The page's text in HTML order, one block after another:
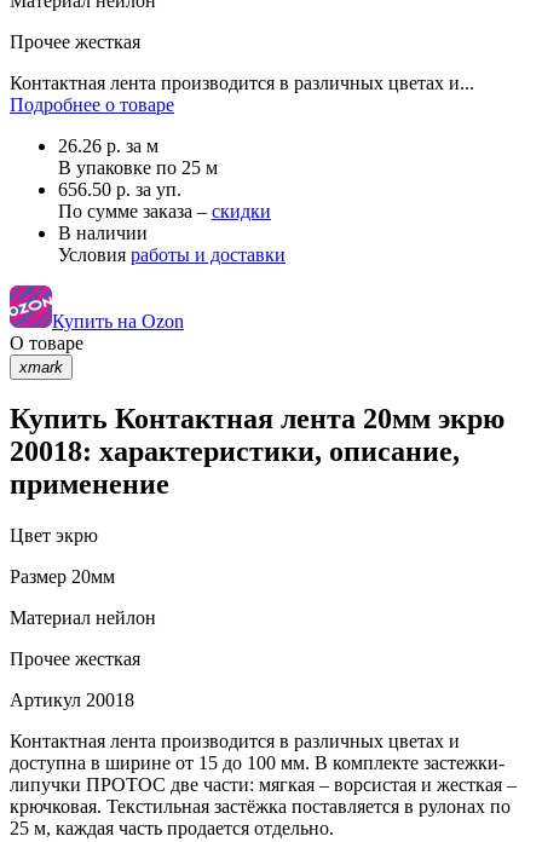
Прочее жесткая
Контактная лента производится в различных цветах и...
Подробнее о товаре
26.26 р. за м
В упаковке по 25 м
656.50 р. за уп.
По сумме заказа – скидки
В наличии
Условия работы и доставки
Купить на Ozon
О товаре
xmark
Купить Контактная лента 20мм экрю
20018: характеристики, описание,
применение
Цвет экрю
Размер 20мм
Материал нейлон
Прочее жесткая
Артикул 20018
Контактная лента производится в различных цветах и
доступна в ширине от 15 до 100 мм. В комплекте застежки-
липучки ПРОТОС две части: мягкая – ворсистая и жесткая –
крючковая. Текстильная застёжка поставляется в рулонах по
25 м, каждая часть продается отдельно.